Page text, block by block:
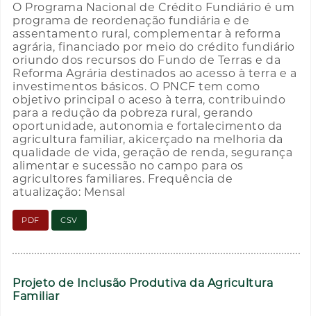
O Programa Nacional de Crédito Fundiário é um
programa de reordenação fundiária e de
assentamento rural, complementar à reforma
agrária, financiado por meio do crédito fundiário
oriundo dos recursos do Fundo de Terras e da
Reforma Agrária destinados ao acesso à terra e a
investimentos básicos. O PNCF tem como
objetivo principal o aceso à terra, contribuindo
para a redução da pobreza rural, gerando
oportunidade, autonomia e fortalecimento da
agricultura familiar, akicerçado na melhoria da
qualidade de vida, geração de renda, segurança
alimentar e sucessão no campo para os
agricultores familiares. Frequência de
atualização: Mensal
PDF CSV
Projeto de Inclusão Produtiva da Agricultura
Familiar